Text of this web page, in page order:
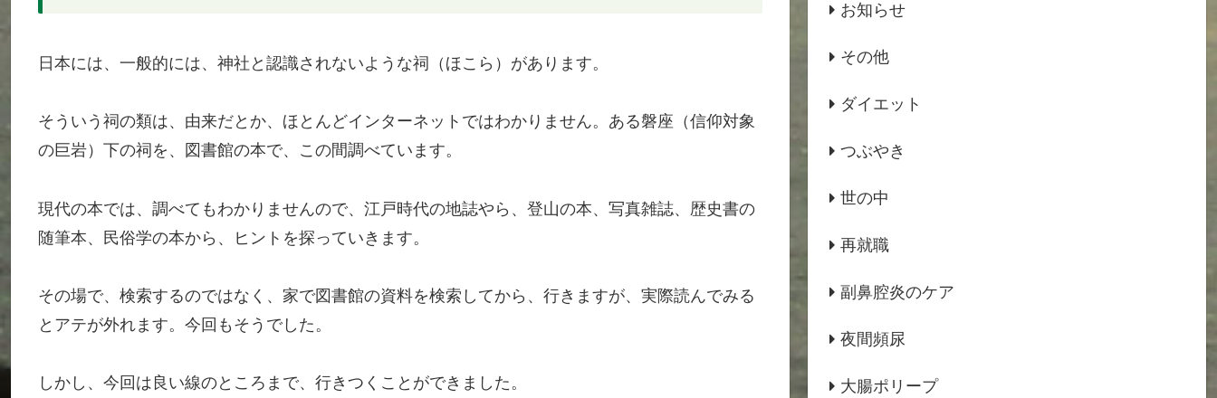
日本には、一般的には、神社と認識されないような祠（ほこら）があります。
そういう祠の類は、由来だとか、ほとんどインターネットではわかりません。ある磐座（信仰対象
の巨岩）下の祠を、図書館の本で、この間調べています。
現代の本では、調べてもわかりませんので、江戸時代の地誌やら、登山の本、写真雑誌、歴史書の
随筆本、民俗学の本から、ヒントを探っていきます。
その場で、検索するのではなく、家で図書館の資料を検索してから、行きますが、実際読んでみる
とアテが外れます。今回もそうでした。
しかし、今回は良い線のところまで、行きつくことができました。
お知らせ
その他
ダイエット
つぶやき
世の中
再就職
副鼻腔炎のケア
夜間頻尿
大腸ポリープ